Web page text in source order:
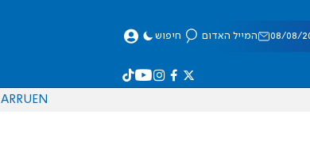
המייל האדום חיפוש
EN
RU
AR